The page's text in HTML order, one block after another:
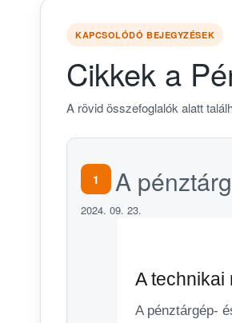
KAPCSOLÓDÓ BEJEGYZÉSEK
Cikkek a
A rövid összefoglalók alatt
1 A
2024. 09. 23.
A technikai
A pénztárgép-